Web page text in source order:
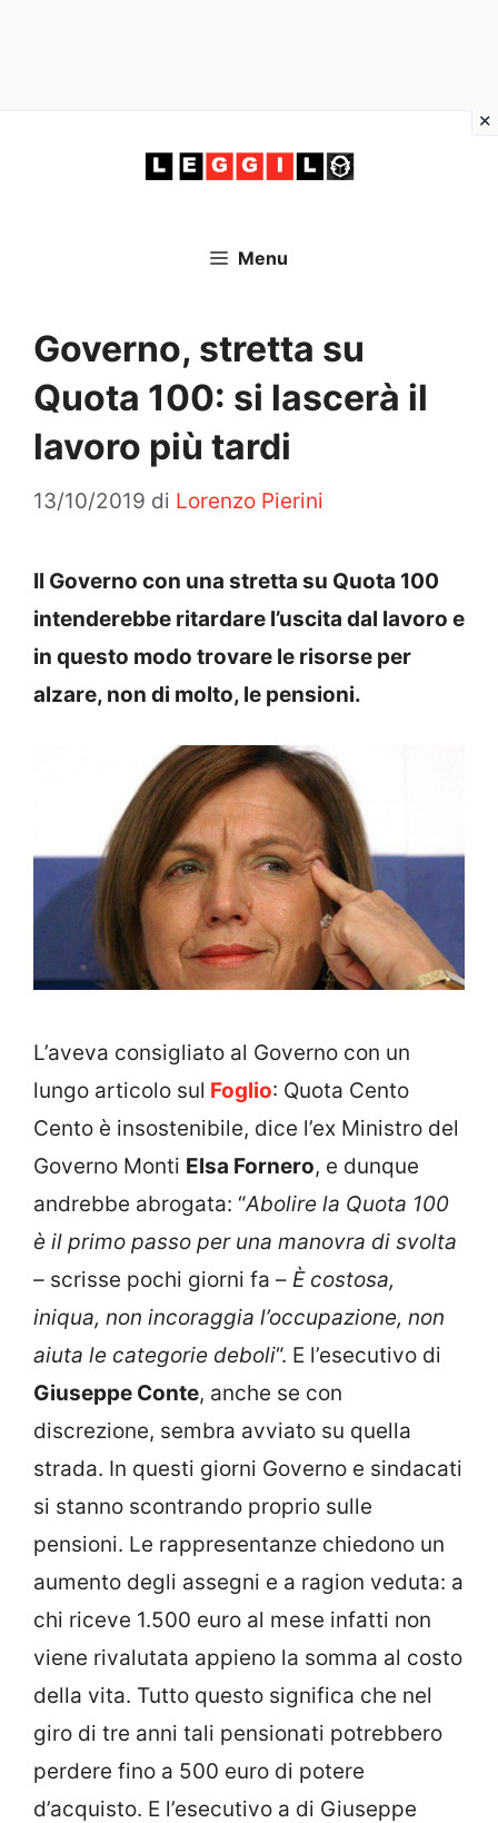
Menu
Governo, stretta su
Quota 100: si lascerà il
lavoro più tardi
13/10/2019 di Lorenzo Pierini
Il Governo con una stretta su Quota 100
intenderebbe ritardare l’uscita dal lavoro e
in questo modo trovare le risorse per
alzare, non di molto, le pensioni.
L’aveva consigliato al Governo con un
lungo articolo sul Foglio: Quota Cento
Cento è insostenibile, dice l’ex Ministro del
Governo Monti Elsa Fornero, e dunque
andrebbe abrogata: “Abolire la Quota 100
è il primo passo per una manovra di svolta
– scrisse pochi giorni fa – È costosa,
iniqua, non incoraggia l’occupazione, non
aiuta le categorie deboli“. E l’esecutivo di
Giuseppe Conte, anche se con
discrezione, sembra avviato su quella
strada. In questi giorni Governo e sindacati
si stanno scontrando proprio sulle
pensioni. Le rappresentanze chiedono un
aumento degli assegni e a ragion veduta: a
chi riceve 1.500 euro al mese infatti non
viene rivalutata appieno la somma al costo
della vita. Tutto questo significa che nel
giro di tre anni tali pensionati potrebbero
perdere fino a 500 euro di potere
d’acquisto. E l’esecutivo a di Giuseppe